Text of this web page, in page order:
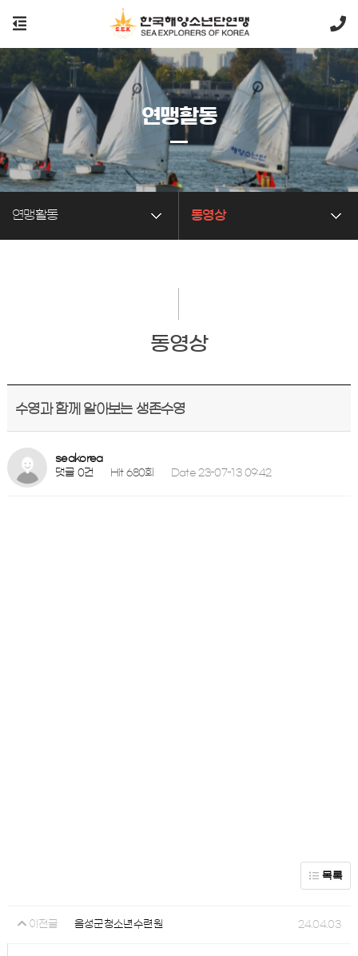
연맹활동 동영상
연맹활동
동영상
수영과 함께 알아보는 생존수영
seakorea
댓글 0건
Hit 680회 Date 23-07-13 09:42
목록
이전글 음성군청소년수련원 24.04.03